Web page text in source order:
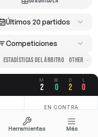
Últimos 20 partidos
Competiciones
ESTADÍSTICAS DEL ÁRBITRO
M
2
W
0
D
2
L
0
EN CONTRA
1.50
Herramientas Más